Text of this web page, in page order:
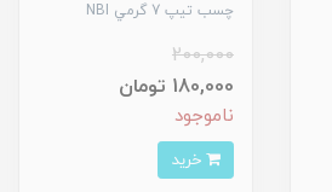
چسب تيپ 7 گرمي NBI
200,000
180,000 تومان
ناموجود